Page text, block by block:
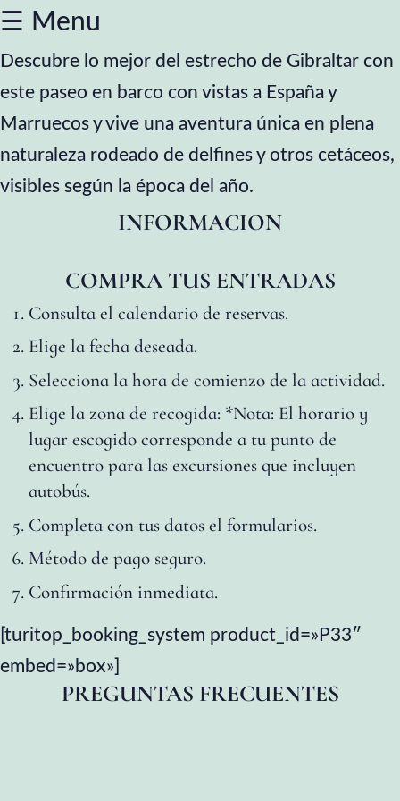
del
Rey
desde
Costa
Caminito
del
Rey
desde
El
Caminito
del
Rey
al
Atardecer
☰ Menu
Descubre lo mejor del estrecho de Gibraltar con
este paseo en barco con vistas a España y
Marruecos y vive una aventura única en plena
naturaleza rodeado de delfines y otros cetáceos,
visibles según la época del año.
INFORMACION
COMPRA TUS ENTRADAS
Consulta el calendario de reservas.
Elige la fecha deseada.
Selecciona la hora de comienzo de la actividad.
Elige la zona de recogida: *Nota: El horario y
lugar escogido corresponde a tu punto de
encuentro para las excursiones que incluyen
autobús.
Completa con tus datos el formularios.
Método de pago seguro.
Confirmación inmediata.
[turitop_booking_system product_id=»P33″
embed=»box»]
PREGUNTAS FRECUENTES